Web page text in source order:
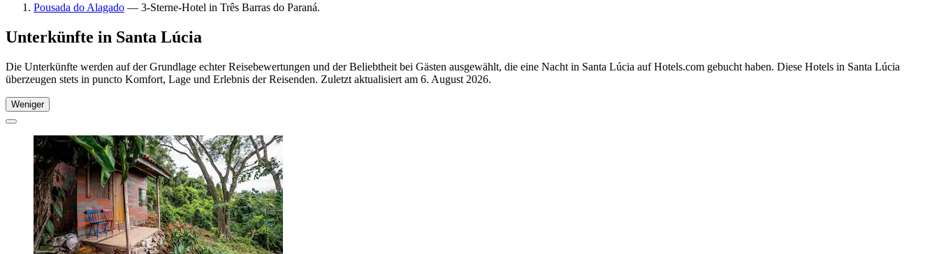
Pousada do Alagado — 3-Sterne-Hotel in Três Barras do Paraná.
Unterkünfte in Santa Lúcia
Die Unterkünfte werden auf der Grundlage echter Reisebewertungen und der Beliebtheit bei Gästen ausgewählt, die eine Nacht in Santa Lúcia auf Hotels.com gebucht haben. Diese Hotels in Santa Lúcia
überzeugen stets in puncto Komfort, Lage und Erlebnis der Reisenden. Zuletzt aktualisiert am 6. August 2026.
Weniger